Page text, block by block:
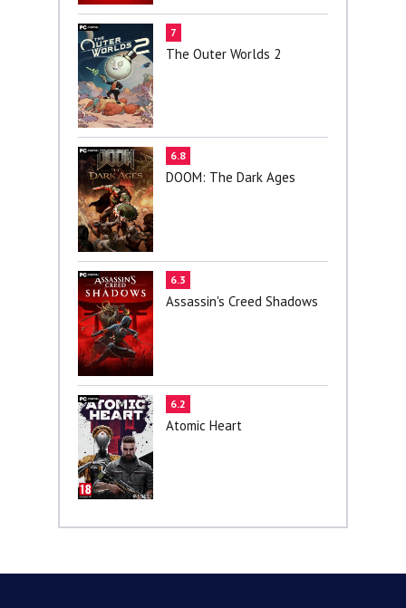
7
The Outer Worlds 2
6.8
DOOM: The Dark Ages
6.3
Assassin's Creed Shadows
6.2
Atomic Heart